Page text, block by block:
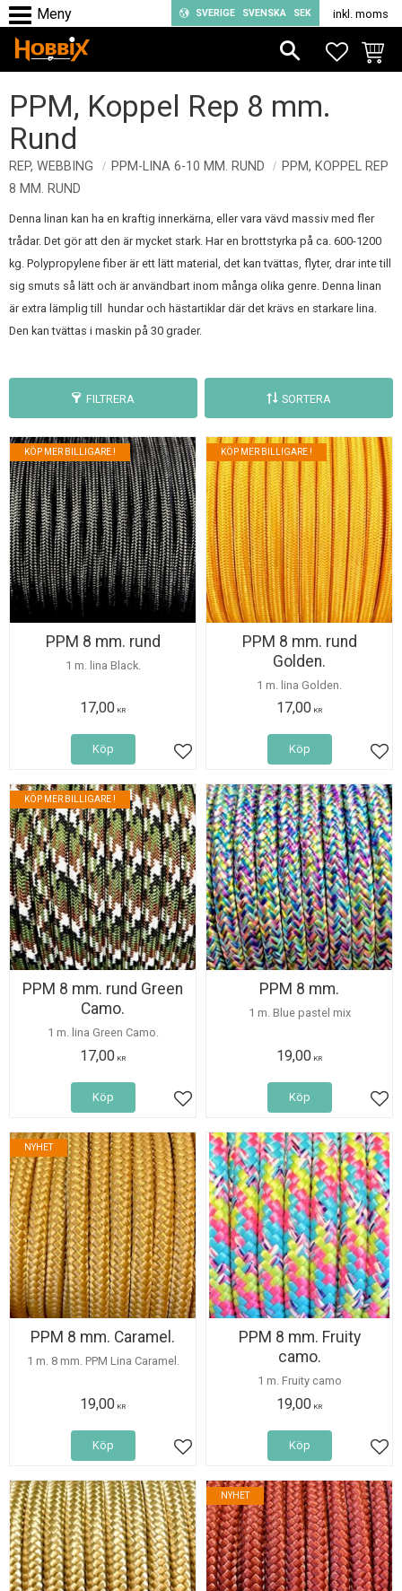
Meny
SVERIGE SVENSKA SEK inkl. moms
PPM, Koppel Rep 8 mm.
Rund
REP, WEBBING PPM-LINA 6-10 MM. RUND
PPM, KOPPEL REP
8 MM. RUND
Denna linan kan ha en kraftig innerkärna, eller vara vävd massiv med fler
trådar. Det gör att den är mycket stark. Har en brottstyrka på ca. 600-1200
kg. Polypropylene fiber är ett lätt material, det kan tvättas, flyter, drar inte till
sig smuts så lätt och är användbart inom många olika genre. Denna linan
är extra lämplig till hundar och hästartiklar där det krävs en starkare lina.
Den kan tvättas i maskin på 30 grader.
FILTRERA SORTERA
PPM 8 mm. rund
1 m. lina Black.
17,00 KR
KÖP MER BILLIGARE !
Lägg till i favoriter
Köp
PPM 8 mm. rund
Golden.
1 m. lina Golden.
17,00 KR
KÖP MER BILLIGARE !
Köp
PPM 8 mm. rund Green
Camo.
1 m. lina Green Camo.
17,00 KR
KÖP MER BILLIGARE !
Lägg till i favoriter
Köp
PPM 8 mm.
1 m. Blue pastel mix
19,00 KR
Köp
PPM 8 mm. Caramel.
1 m. 8 mm. PPM Lina Caramel.
19,00 KR
NYHET
Lägg till i favoriter
Köp
PPM 8 mm. Fruity
camo.
1 m. Fruity camo
19,00 KR
Köp
NYHET